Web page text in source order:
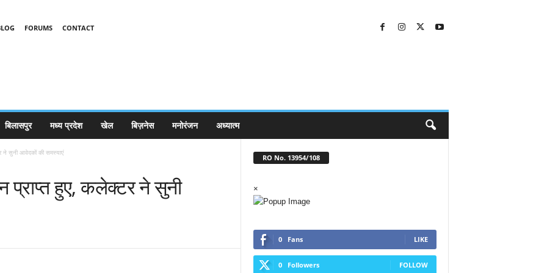
FORUMS
CONTACT
बिलासपुर मध्य प्रदेश खेल बिज़नेस मनोरंजन अध्यात्म
सुनी आवेदकों की समस्याएं
हुए, कलेक्टर ने सुनी
RO No. 13954/108
×
0 Fans LIKE
0 Followers FOLLOW